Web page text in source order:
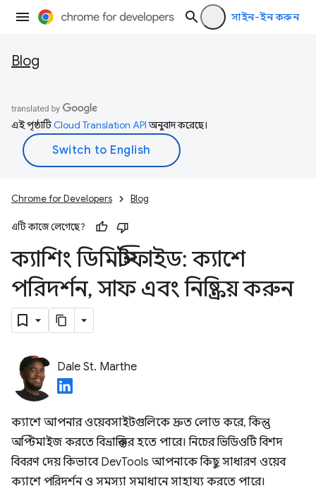
সাইন-ইন করুন
Blog
এই পৃষ্ঠাটিCloud Translation APIঅনুবাদ করেছে।
Chrome for Developers Blog
এটি কাজে লেগেছে?
ক্যাশিং ডিমিস্টিফাইড: ক্যাশে
পরিদর্শন, সাফ এবং নিষ্ক্রিয় করুন
Dale St. Marthe
ক্যাশে আপনার ওয়েবসাইটগুলিকে দ্রুত লোড করে, কিন্তু
অপ্টিমাইজ করতে বিভ্রান্তিকর হতে পারে। নিচের ভিডিওটি বিশদ
বিবরণ দেয় কিভাবে DevTools আপনাকে কিছু সাধারণ ওয়েব
ক্যাশে পরিদর্শন ও সমস্যা সমাধানে সাহায্য করতে পারে।